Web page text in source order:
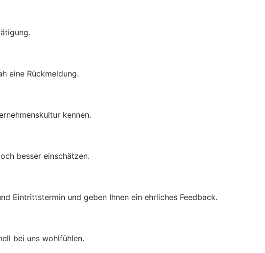
eine Rückmeldung.
kennen.
besser einschätzen.
Eintrittstermin und geben Ihnen ein ehrliches Feedback.
bei uns wohlfühlen.